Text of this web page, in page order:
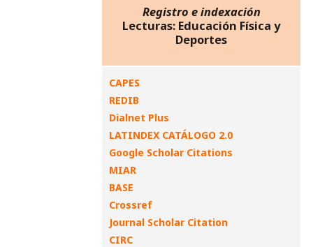
Registro e indexación
Lecturas: Educación Física y
Deportes
CAPES
REDIB
Dialnet Plus
LATINDEX CATÁLOGO 2.0
Google Scholar Citations
MIAR
BASE
Crossref
Journal Scholar Citation
CIRC